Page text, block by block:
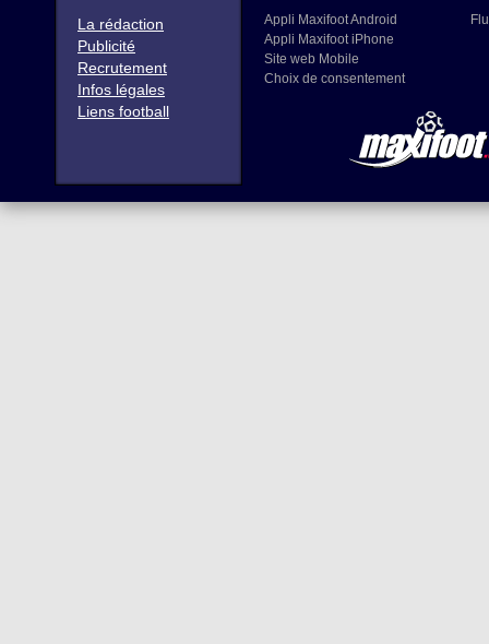
La rédaction
Publicité
Recrutement
Infos légales
Liens football
Appli Maxifoot Android
Appli Maxifoot iPhone
Site web Mobile
Choix de consentement